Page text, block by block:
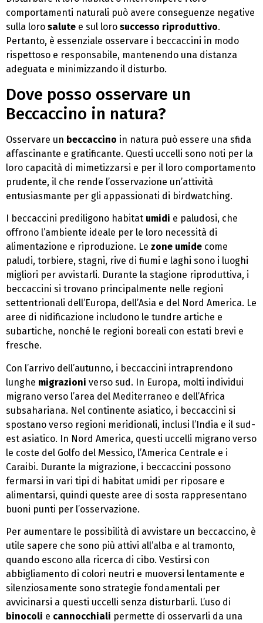
comportamenti naturali può avere conseguenze negative
sulla loro salute e sul loro successo riproduttivo.
Pertanto, è essenziale osservare i beccaccini in modo
rispettoso e responsabile, mantenendo una distanza
adeguata e minimizzando il disturbo.
Dove posso osservare un
Beccaccino in natura?
Osservare un beccaccino in natura può essere una sfida
affascinante e gratificante. Questi uccelli sono noti per la
loro capacità di mimetizzarsi e per il loro comportamento
prudente, il che rende l’osservazione un’attività
entusiasmante per gli appassionati di birdwatching.
I beccaccini prediligono habitat umidi e paludosi, che
offrono l’ambiente ideale per le loro necessità di
alimentazione e riproduzione. Le zone umide come
paludi, torbiere, stagni, rive di fiumi e laghi sono i luoghi
migliori per avvistarli. Durante la stagione riproduttiva, i
beccaccini si trovano principalmente nelle regioni
settentrionali dell’Europa, dell’Asia e del Nord America. Le
aree di nidificazione includono le tundre artiche e
subartiche, nonché le regioni boreali con estati brevi e
fresche.
Con l’arrivo dell’autunno, i beccaccini intraprendono
lunghe migrazioni verso sud. In Europa, molti individui
migrano verso l’area del Mediterraneo e dell’Africa
subsahariana. Nel continente asiatico, i beccaccini si
spostano verso regioni meridionali, inclusi l’India e il sud-
est asiatico. In Nord America, questi uccelli migrano verso
le coste del Golfo del Messico, l’America Centrale e i
Caraibi. Durante la migrazione, i beccaccini possono
fermarsi in vari tipi di habitat umidi per riposare e
alimentarsi, quindi queste aree di sosta rappresentano
buoni punti per l’osservazione.
Per aumentare le possibilità di avvistare un beccaccino, è
utile sapere che sono più attivi all’alba e al tramonto,
quando escono alla ricerca di cibo. Vestirsi con
abbigliamento di colori neutri e muoversi lentamente e
silenziosamente sono strategie fondamentali per
avvicinarsi a questi uccelli senza disturbarli. L’uso di
binocoli e cannocchiali permette di osservarli da una